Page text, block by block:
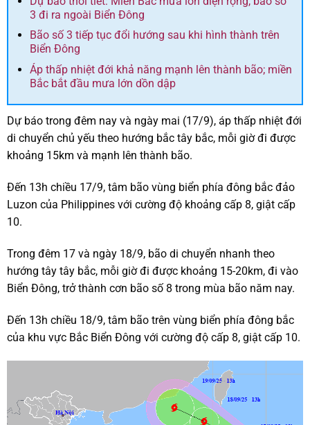
3 đi ra ngoài Biển Đông
Bão số 3 tiếp tục đổi hướng sau khi hình thành trên
Biển Đông
Áp thấp nhiệt đới khả năng mạnh lên thành bão; miền
Bắc bắt đầu mưa lớn dồn dập
Dự báo trong đêm nay và ngày mai (17/9), áp thấp nhiệt đới
di chuyển chủ yếu theo hướng bắc tây bắc, mỗi giờ đi được
khoảng 15km và mạnh lên thành bão.
Đến 13h chiều 17/9, tâm bão vùng biển phía đông bắc đảo
Luzon của Philippines với cường độ khoảng cấp 8, giật cấp
10.
Trong đêm 17 và ngày 18/9, bão di chuyển nhanh theo
hướng tây tây bắc, mỗi giờ đi được khoảng 15-20km, đi vào
Biển Đông, trở thành cơn bão số 8 trong mùa bão năm nay.
Đến 13h chiều 18/9, tâm bão trên vùng biển phía đông bắc
của khu vực Bắc Biển Đông với cường độ cấp 8, giật cấp 10.